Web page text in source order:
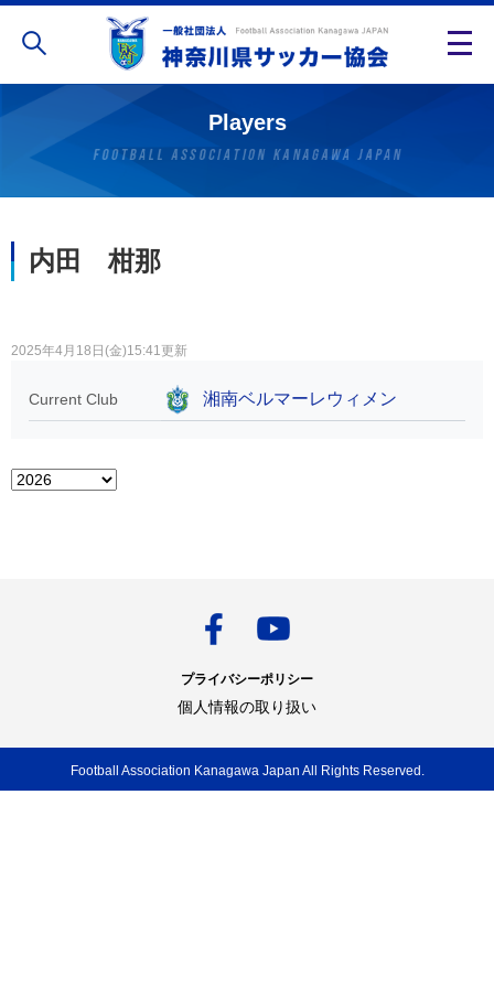
Players
内田 柑那
2025年4月18日(金)15:41更新
Current Club 湘南ベルマーレウィメン
プライバシーポリシー
個人情報の取り扱い
Football Association Kanagawa Japan All Rights Reserved.